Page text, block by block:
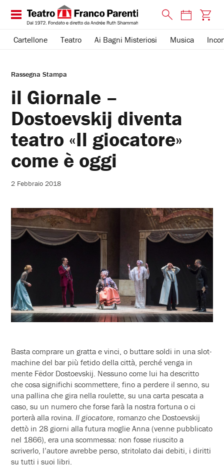
Cartellone Teatro Ai Bagni Misteriosi Musica
Rassegna Stampa
il Giornale –
Dostoevskij diventa
teatro «Il giocatore»
come è oggi
2 Febbraio 2018
Basta comprare un gratta e vinci, o buttare soldi in una slot-
machine del bar più fetido della città, perché venga in
mente Fëdor Dostoevskij. Nessuno come lui ha descritto
che cosa significhi scommettere, fino a perdere il senno, su
una pallina che gira nella roulette, su una carta pescata a
caso, su un numero che forse farà la nostra fortuna o ci
porterà alla rovina. Il giocatore , romanzo che Dostoevskij
dettò in 28 giorni alla futura moglie Anna (venne pubblicato
nel 1866), era una scommessa: non fosse riuscito a
scriverlo, l’autore avrebbe perso, stritolato dai debiti, i diritti
su tutti i suoi libri.